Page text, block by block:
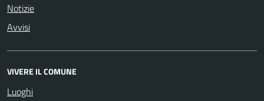
Notizie
Avvisi
VIVERE IL COMUNE
Luoghi